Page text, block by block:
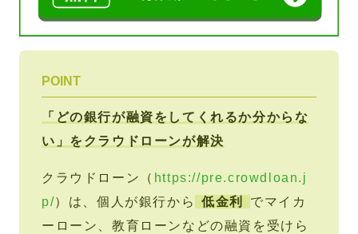
POINT
「どの銀行が融資をしてくれるか分からな
い」をクラウドローンが解決
クラウドローン（ https://pre.crowdloan.j
p/）は、個人が銀行から 低金利
でマイカ
ーローン、教育ローンなどの融資を受けら